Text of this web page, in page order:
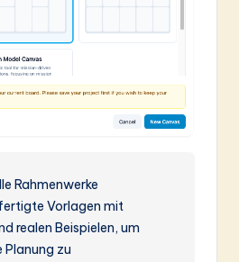
Rahmenwerke
Vorlagen mit
realen Beispielen, um
Planung zu